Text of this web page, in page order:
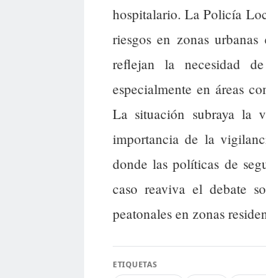
hospitalario. La Policía
riesgos en zonas
reflejan la necesidad
especialmente en áreas
La situación subraya la
importancia de la
donde las políticas de
caso reaviva el debate
peatonales en zonas
ETIQUETAS